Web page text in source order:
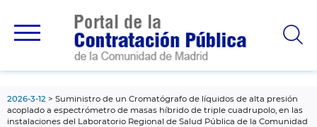
principal
2026-3-12
Suministro de un Cromatógrafo de líquidos de alta presión
acoplado a espectrómetro de masas híbrido de triple cuadrupolo, en las
instalaciones del Laboratorio Regional de Salud Pública de la Comunidad